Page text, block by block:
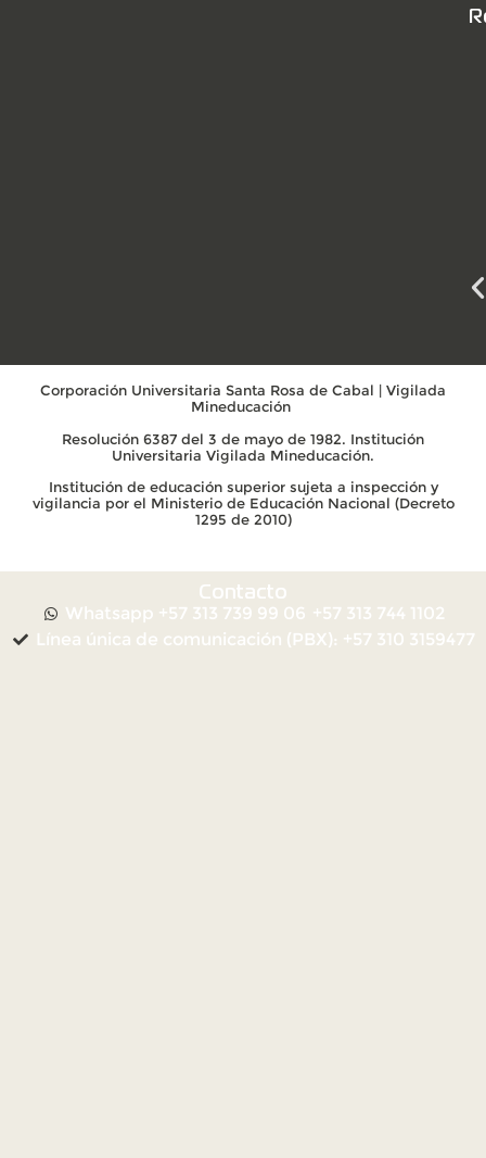
Corporación Universitaria Santa Rosa de Cabal | Vigilada
Mineducación
Resolución 6387 del 3 de mayo de 1982. Institución
Universitaria Vigilada Mineducación.
Institución de educación superior sujeta a inspección y
vigilancia por el Ministerio de Educación Nacional (Decreto
1295 de 2010)
Contacto
Whatsapp +57 313 739 99 06 +57 313 744 1102
Línea única de comunicación (PBX): +57 310 3159477